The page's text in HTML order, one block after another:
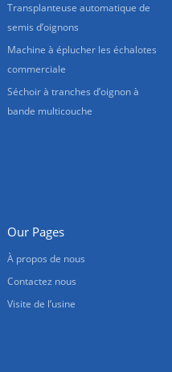
Transplanteuse automatique de
semis d’oignons
Machine à éplucher les échalotes
commerciale
Séchoir à tranches d’oignon à
bande multicouche
Our Pages
À propos de nous
Contactez nous
Visite de l’usine